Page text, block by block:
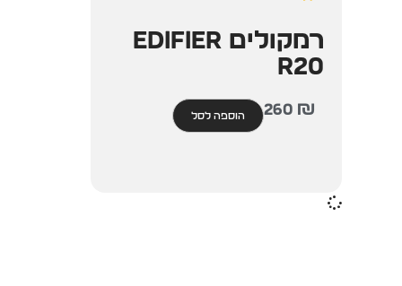
רמקולים Edifier
R20
260 ₪ הוספה לסל